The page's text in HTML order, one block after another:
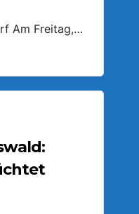
Am Freitag,…